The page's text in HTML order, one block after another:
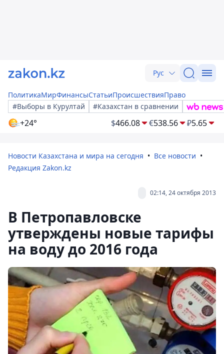
Рус
ПолитикаМирФинансыСтатьиПроисшествияПраво
#Выборы в Курултай
#Казахстан в сравнении
+24° $466.08 €538.56 ₽5.65
Новости Казахстана и мира на сегодня
Все новости
Редакция Zakon.kz
02:14, 24 октября 2013
В Петропавловске
утверждены новые тарифы
на воду до 2016 года